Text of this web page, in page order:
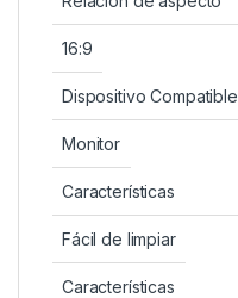
16:9
Dispositivo Compatible
Monitor
Características
Fácil de limpiar
Características